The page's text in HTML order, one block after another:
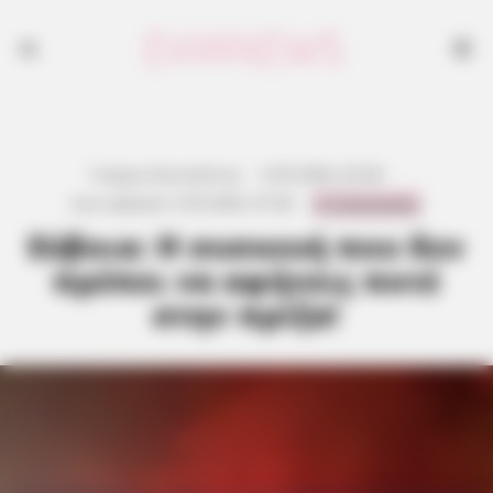
Εύβοια: Η συσκευή που δεν
πρέπει να αφήνεις ποτέ
στην πρίζα!